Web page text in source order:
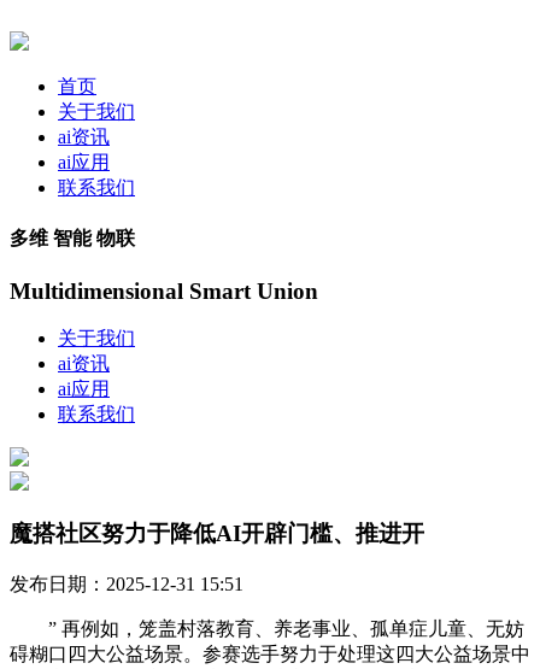
首页
关于我们
ai资讯
ai应用
联系我们
多维 智能 物联
Multidimensional Smart Union
关于我们
ai资讯
ai应用
联系我们
魔搭社区努力于降低AI开辟门槛、推进开
发布日期：2025-12-31 15:51
” 再例如，笼盖村落教育、养老事业、孤单症儿童、无妨
碍糊口四大公益场景。参赛选手努力于处理这四大公益场景中